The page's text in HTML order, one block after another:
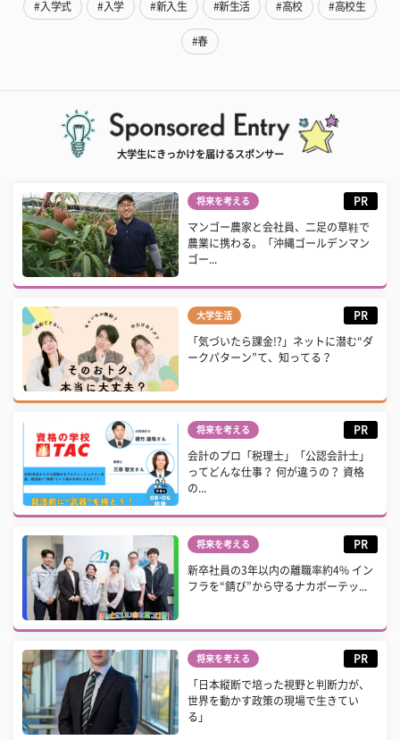
#入学式 #入学 #新入生 #新生活 #高校 #高校生
#春
大学生にきっかけを届けるスポンサー
将来を考える PR
マンゴー農家と会社員、二足の草鞋で
農業に携わる。「沖縄ゴールデンマン
ゴー...
大学生活 PR
「気づいたら課金!?」ネットに潜む“ダ
ークパターン”て、知ってる？
将来を考える PR
会計のプロ「税理士」「公認会計士」
ってどんな仕事？ 何が違うの？ 資格
の...
将来を考える PR
新卒社員の3年以内の離職率約4% イン
フラを“錆び”から守るナカボーテッ...
将来を考える PR
「日本縦断で培った視野と判断力が、
世界を動かす政策の現場で生きてい
る」